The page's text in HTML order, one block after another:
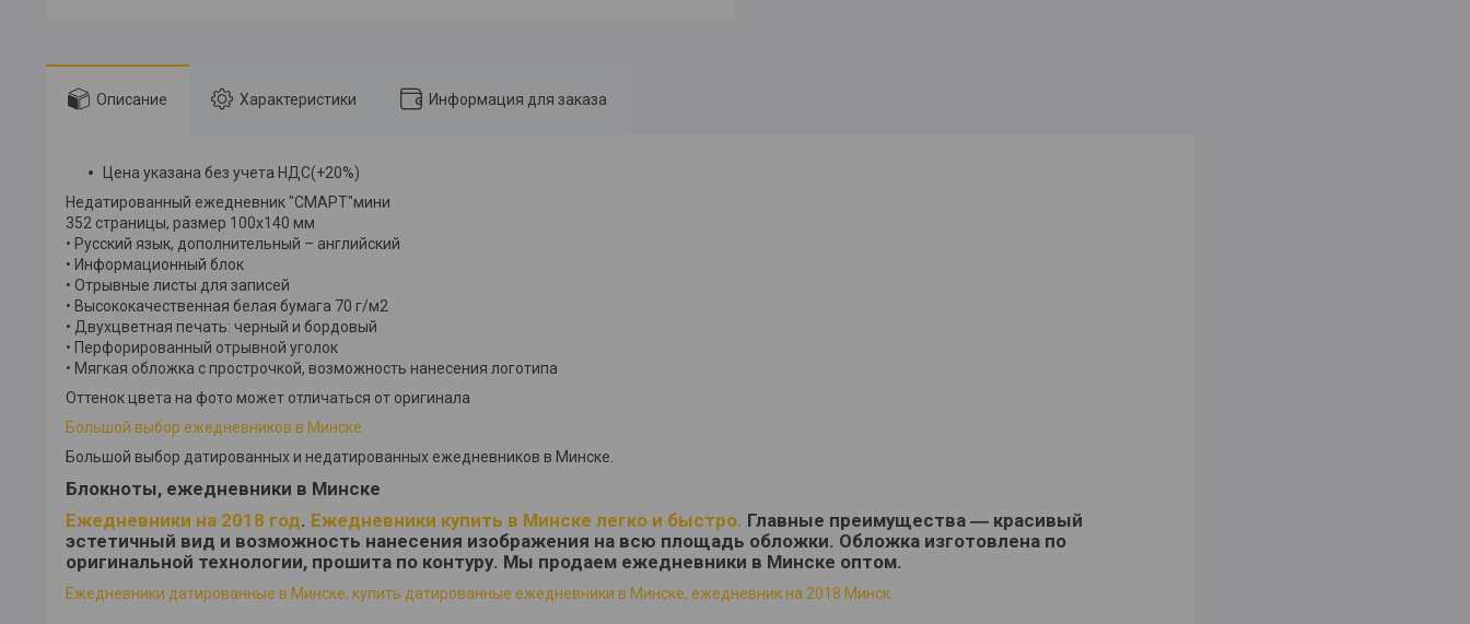
Описание Характеристики Информация для заказа
Цена указана без учета НДС(+20%)
Недатированный ежедневник "СМАРТ"мини
352 страницы, размер 100х140 мм
• Русский язык, дополнительный – английский
• Информационный блок
• Отрывные листы для записей
• Высококачественная белая бумага 70 г/м2
• Двухцветная печать: черный и бордовый
• Перфорированный отрывной уголок
• Мягкая обложка с прострочкой, возможность нанесения логотипа
Оттенок цвета на фото может отличаться от оригинала
Большой выбор ежедневников в Минске
Большой выбор датированных и недатированных ежедневников в Минске.
Блокноты, ежедневники в Минске
Ежедневники на 2018 год. Ежедневники купить в Минске легко и быстро. Главные преимущества ― красивый
эстетичный вид и возможность нанесения изображения на всю площадь обложки. Обложка изготовлена по
оригинальной технологии, прошита по контуру. Мы продаем ежедневники в Минске оптом.
Ежедневники датированные в Минске, купить датированные ежедневники в Минске, ежедневник на 2018 Минск.